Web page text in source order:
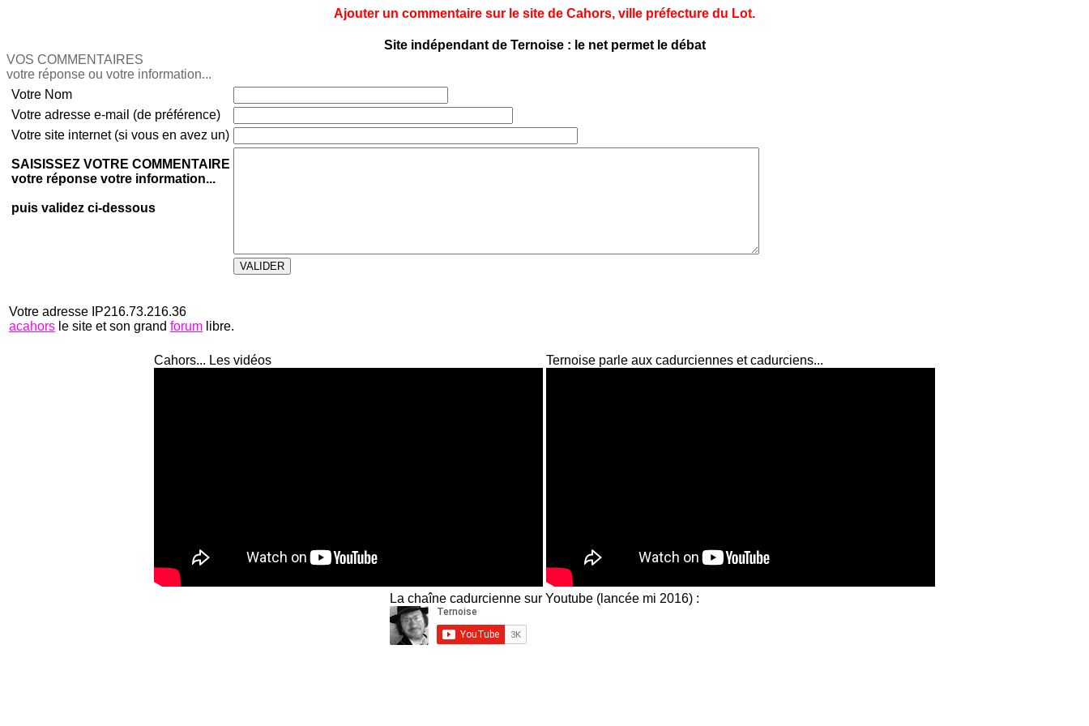
Ajouter un commentaire sur le site de Cahors, ville préfecture du Lot.
Site indépendant de Ternoise : le net permet le débat
VOS COMMENTAIRES
votre réponse ou votre information...
Votre Nom
Votre adresse e-mail (de préférence)
Votre site internet (si vous en avez un)
SAISISSEZ VOTRE COMMENTAIRE
votre réponse votre information...
puis validez ci-dessous
Votre adresse IP216.73.216.36
acahors le site et son grand forum libre.
Cahors... Les vidéos Ternoise parle aux cadurciennes et cadurciens...
La chaîne cadurcienne sur Youtube (lancée mi 2016) :